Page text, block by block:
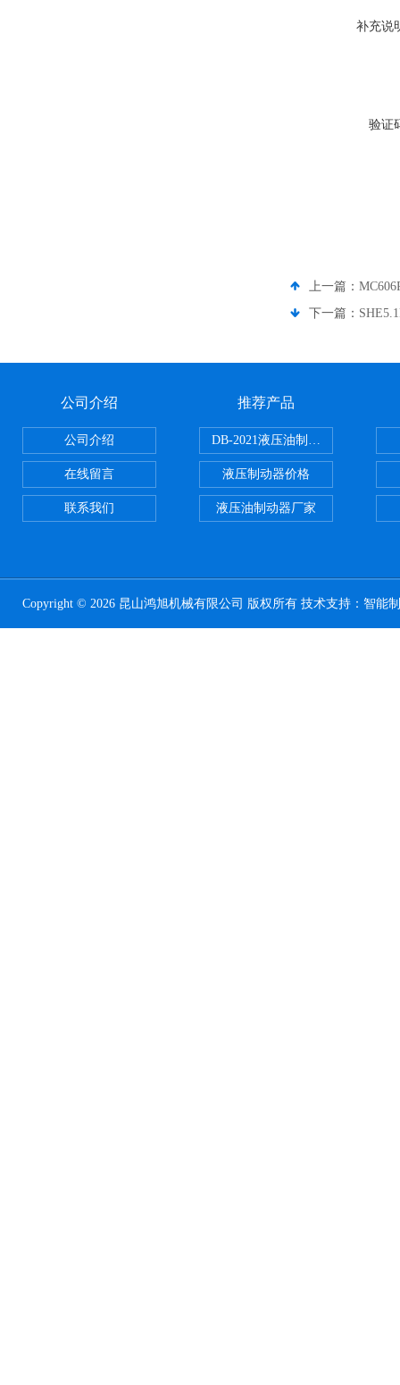
补充说
验证
上一篇：
下一篇：
公司介绍
公司介绍
在线留言
联系我们
推荐产品
DB-2021液压油制动器
液压制动器价格
液压油制动器厂家
Copyright © 2026 昆山鸿旭机械有限公司 版权所有 技术支持： 智能